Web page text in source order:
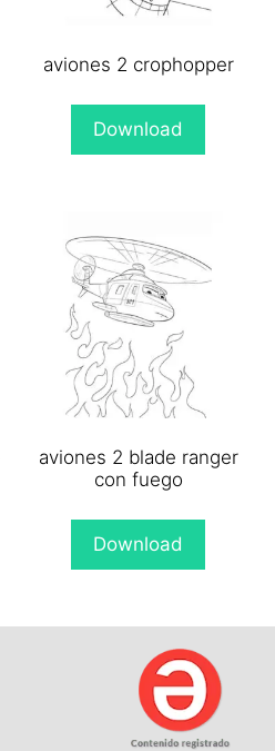
aviones 2 crophopper
Download
aviones 2 blade ranger
con fuego
Download